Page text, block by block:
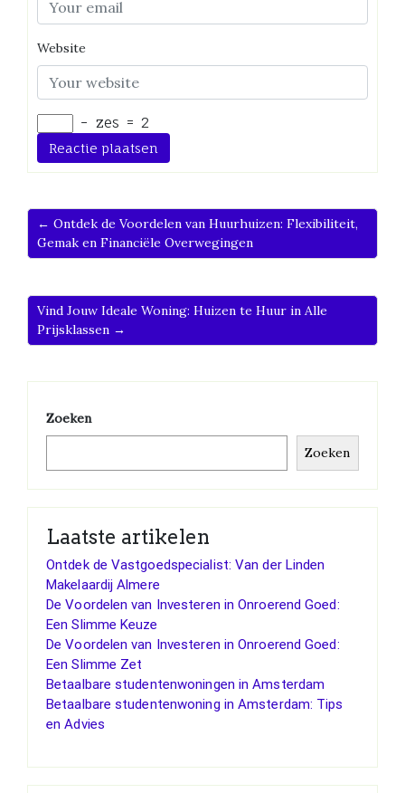
Website
− zes = 2
← Ontdek de Voordelen van Huurhuizen: Flexibiliteit,
Gemak en Financiële Overwegingen
Vind Jouw Ideale Woning: Huizen te Huur in Alle
Prijsklassen →
Zoeken
Zoeken
Laatste artikelen
Ontdek de Vastgoedspecialist: Van der Linden
Makelaardij Almere
De Voordelen van Investeren in Onroerend Goed:
Een Slimme Keuze
De Voordelen van Investeren in Onroerend Goed:
Een Slimme Zet
Betaalbare studentenwoningen in Amsterdam
Betaalbare studentenwoning in Amsterdam: Tips
en Advies